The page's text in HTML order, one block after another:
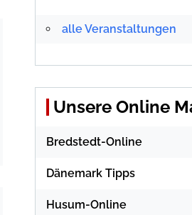
alle Veranstaltungen
Unsere Online
Bredstedt-Online
Dänemark Tipps
Husum-Online